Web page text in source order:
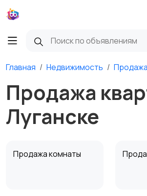
Главная Недвижимость
Продажа
Луганске
Продажа комнаты